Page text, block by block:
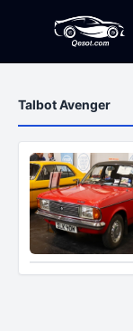
Talbot Avenger